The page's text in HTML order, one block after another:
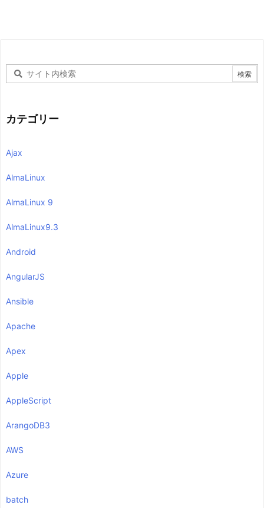
カテゴリー
Ajax
AlmaLinux
AlmaLinux 9
AlmaLinux9.3
Android
AngularJS
Ansible
Apache
Apex
Apple
AppleScript
ArangoDB3
AWS
Azure
batch